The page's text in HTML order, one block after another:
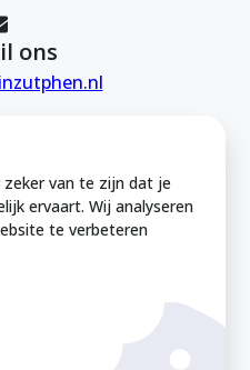
van te zijn dat je
ervaart. Wij analyseren
te verbeteren
ons
van de
KVK Zutphense